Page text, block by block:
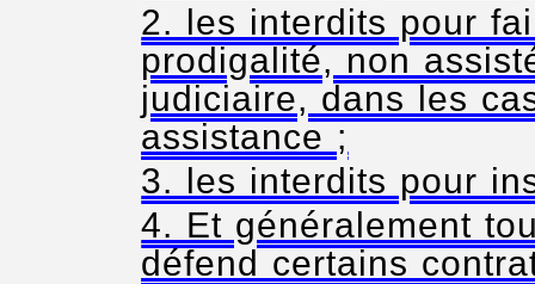
les interdits pour
prodigalité, non
judiciaire, dans les
assistance ;
les interdits pour
Et généralement
défend certains